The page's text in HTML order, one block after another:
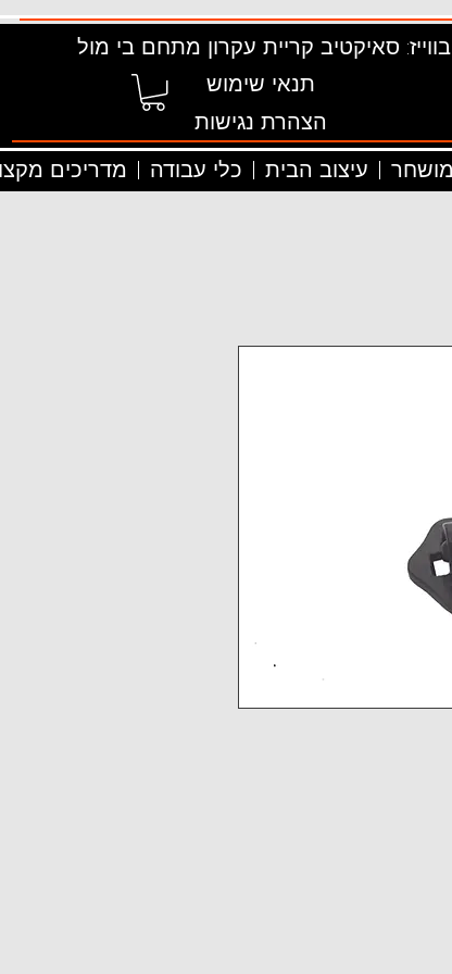
בווייז: סאיקטיב קריית עקרון מתחם בי מול
תנאי שימוש
הצהרת נגישות
מדריכים כלי עבודה עיצוב הבית מושחר